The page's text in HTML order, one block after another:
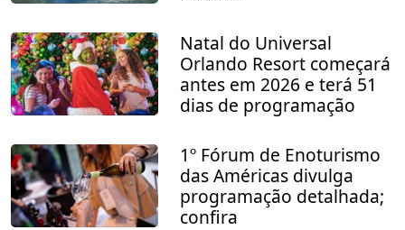
Natal do Universal
Orlando Resort começará
antes em 2026 e terá 51
dias de programação
1º Fórum de Enoturismo
das Américas divulga
programação detalhada;
confira